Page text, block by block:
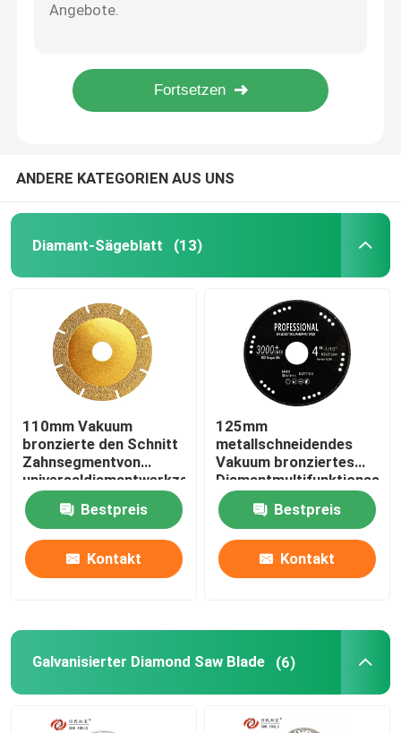
Diamant-Lochbohrer
Diamantpolierscheibe
Diamantfräser
Reibender Kopf des Diamanten
Hartmetall-Sägeblatt
Wolframreibender Stahlkopf
Hartmetall-Schleifscheibe
Bohrloch-Verzeichnis
ANDERE KATEGORIEN AUS UNS
Diamant-Sägeblatt (13)
110mm Vakuum
bronzierte den Schnitt
Zahnsegmentvon
universaldiamantwerkzeugen
Bestpreis
Kontakt
125mm
metallschneidendes
Vakuum bronziertes
für Edelstahl
Bestpreis
Kontakt
Galvanisierter Diamond Saw Blade (6)